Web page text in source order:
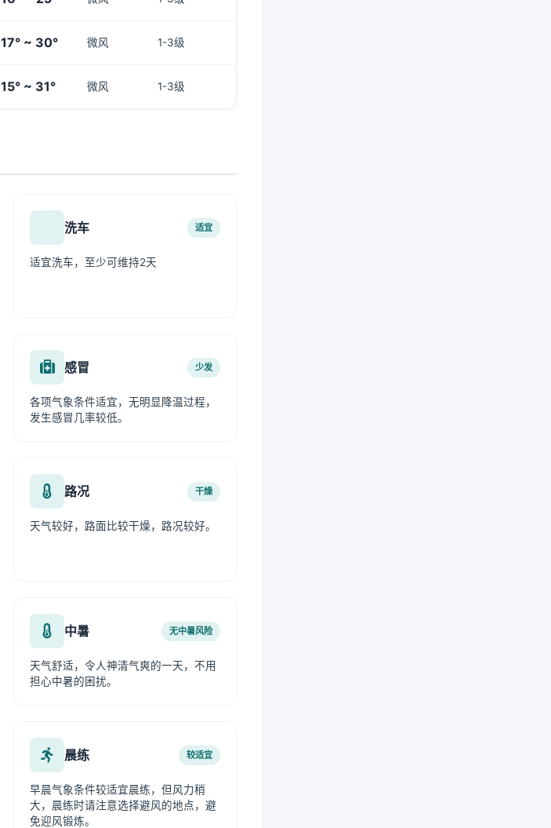
17° ~ 30° 微风 1-3级
15° ~ 31° 微风 1-3级
洗车 适宜
适宜洗车，至少可维持2天
感冒 少发
各项气象条件适宜，无明显降温过程，
发生感冒几率较低。
路况 干燥
天气较好，路面比较干燥，路况较好。
中暑 无中暑风险
天气舒适，令人神清气爽的一天，不用
担心中暑的困扰。
晨练 较适宜
早晨气象条件较适宜晨练，但风力稍
大，晨练时请注意选择避风的地点，避
免迎风锻炼。